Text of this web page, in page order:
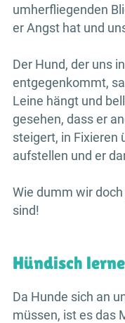
umherfliegenden
er Angst hat und
Der Hund, der uns
entgegenkommt,
Leine hängt und
gesehen, dass er
steigert, in Fixieren
aufstellen und er
Wie dumm wir
sind!
Hündisch
Da Hunde sich an
müssen, ist es das